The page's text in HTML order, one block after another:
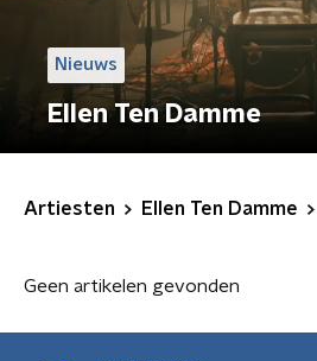
Nieuws
Ellen Ten Damme
Artiesten Ellen Ten Damme
Geen artikelen gevonden